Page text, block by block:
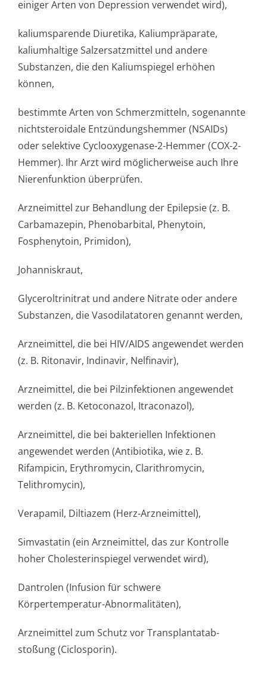
einiger Arten von Depression verwendet wird),
kaliumsparende Diuretika, Kaliumpräparate,
kaliumhaltige Salzersatzmittel und andere
Substanzen, die den Kaliumspiegel erhöhen
können,
bestimmte Arten von Schmerzmitteln, sogenannte
nichtsteroidale Entzündungshemmer (NSAIDs)
oder selektive Cyclooxygenase-2-Hemmer (COX-2-
Hemmer). Ihr Arzt wird möglicherweise auch Ihre
Nierenfunktion überprüfen.
Arzneimittel zur Behandlung der Epilepsie (z. B.
Carbamazepin, Phenobarbital, Phenytoin,
Fosphenytoin, Primidon),
Johanniskraut,
Glyceroltrinitrat und andere Nitrate oder andere
Substanzen, die Vasodilatatoren genannt werden,
Arzneimittel, die bei HIV/AIDS angewendet werden
(z. B. Ritonavir, Indinavir, Nelfinavir),
Arzneimittel, die bei Pilzinfektionen angewendet
werden (z. B. Ketoconazol, Itraconazol),
Arzneimittel, die bei bakteriellen Infektionen
angewendet werden (Antibiotika, wie z. B.
Rifampicin, Erythromycin, Clarithromycin,
Telithromycin),
Verapamil, Diltiazem (Herz-Arzneimittel),
Simvastatin (ein Arzneimittel, das zur Kontrolle
hoher Cholesterinspiegel verwendet wird),
Dantrolen (Infusion für schwere
Körpertemperatur-Abnormalitäten),
Arzneimittel zum Schutz vor Transplantatab­
stoßung (Ciclosporin).